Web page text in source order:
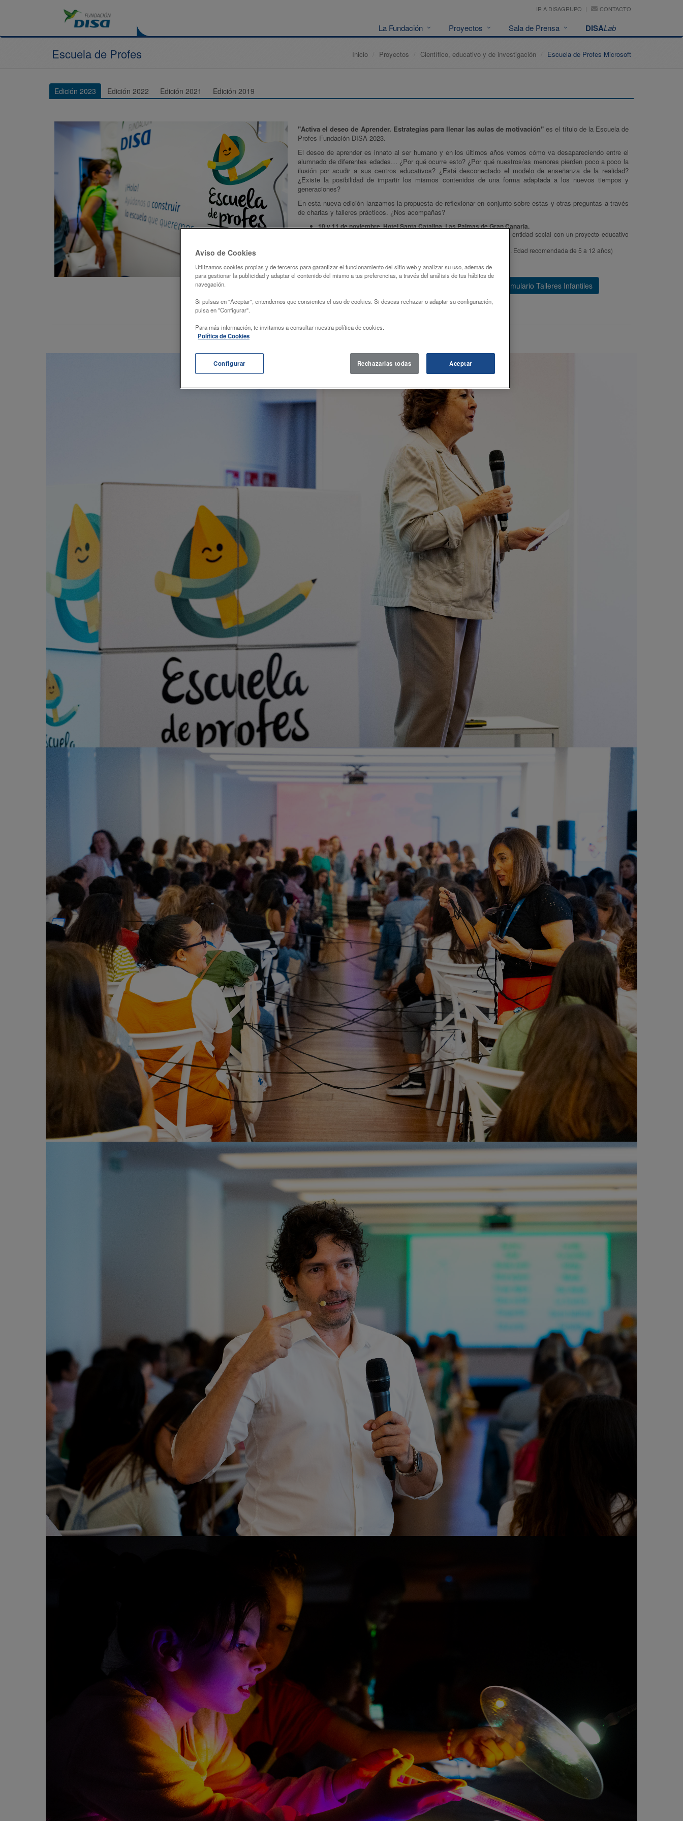
IR A DISAGRUPO CONTACTO
La Fundación Proyectos Sala de Prensa DISALab
Escuela de Profes Inicio Proyectos Científico, educativo y de investigación Escuela de Profes Microsoft
Edición 2023 Edición 2022 Edición 2021 Edición 2019
"Activa el deseo de Aprender. Estrategias para llenar las aulas de motivación" es el título de la Escuela de
Profes Fundación DISA 2023.
El deseo de aprender es innato al ser humano y en los últimos años vemos cómo va desapareciendo entre el
alumnado de diferentes edades… ¿Por qué ocurre esto? ¿Por qué nuestros/as menores pierden poco a poco la
ilusión por acudir a sus centros educativos? ¿Está desconectado el modelo de enseñanza de la realidad?
¿Existe la posibilidad de impartir los mismos contenidos de una forma adaptada a los nuevos tiempos y
generaciones?
En esta nueva edición lanzamos la propuesta de reflexionar en conjunto sobre estas y otras preguntas a través
de charlas y talleres prácticos. ¿Nos acompañas?
10 y 11 de noviembre. Hotel Santa Catalina. Las Palmas de Gran Canaria.
15 € (el importe íntegro de la entrada será donado a una entidad social con un proyecto educativo
para los menores acompañantes (Plazas limitadas. Edad recomendada de 5 a 12 años)
Formulario Talleres Infantiles
Aviso de Cookies
Utilizamos cookies propias y de terceros para garantizar el funcionamiento del sitio web y analizar su uso, además de
para gestionar la publicidad y adaptar el contenido del mismo a tus preferencias, a través del análisis de tus hábitos de
navegación.
Si pulsas en "Aceptar", entendemos que consientes el uso de cookies. Si deseas rechazar o adaptar su configuración,
pulsa en "Configurar".
Para más información, te invitamos a consultar nuestra política de cookies.
Política de Cookies
Rechazarlas todas Aceptar
Configurar